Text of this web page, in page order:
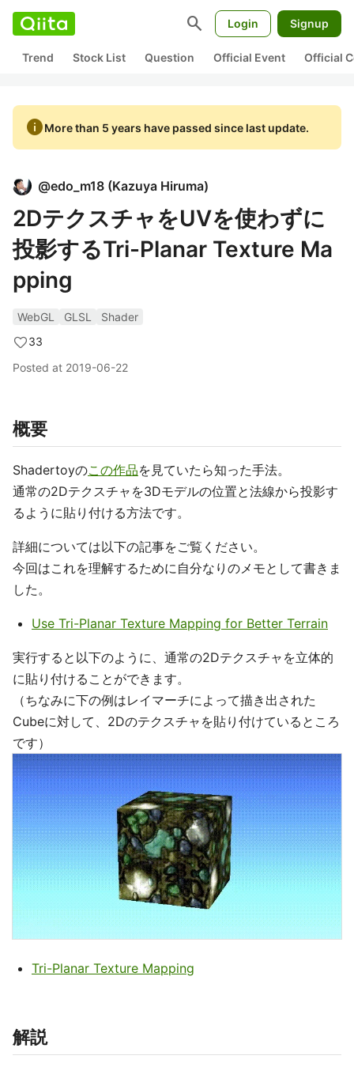
search Login Signup
Trend Stock List Question Official Event Official
infoMore than 5 years have passed since last update.
@edo_m18 (Kazuya Hiruma)
2DテクスチャをUVを使わずに
投影するTri-Planar Texture Ma
pping
WebGL GLSL
Shader
33
Posted at 2019-06-22
概要
Shadertoyのこの作品を見ていたら知った手法。
通常の2Dテクスチャを3Dモデルの位置と法線から投影す
るように貼り付ける方法です。
詳細については以下の記事をご覧ください。
今回はこれを理解するために自分なりのメモとして書きま
した。
Use Tri-Planar Texture Mapping for Better Terrain
実行すると以下のように、通常の2Dテクスチャを立体的
に貼り付けることができます。
（ちなみに下の例はレイマーチによって描き出された
Cubeに対して、2Dのテクスチャを貼り付けているところ
です）
Tri-Planar Texture Mapping
解説